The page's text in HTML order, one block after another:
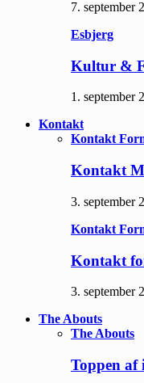
7. september
Esbjerg
Kultur &
1. september
Kontakt
Kontakt
Kontakt
3. september
Kontakt
Kontakt
3. september
The Abouts
The Abouts
Toppen af